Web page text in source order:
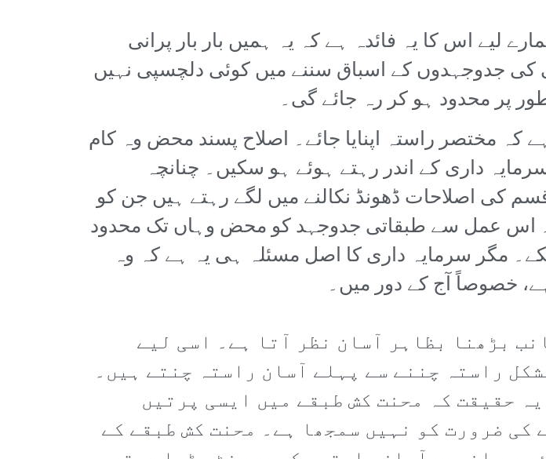
لیے اس کا یہ فائدہ ہے کہ یہ ہمیں بار بار پرانی
کی جدوجہدوں کے اسباق سننے میں کوئی دلچسپی نہیں
پر محدود ہو کر رہ جائے گی۔
کہ مختصر راستہ اپنایا جائے۔ اصلاح پسند محض وہ کام
داری کے اندر رہتے ہوئے ہو سکیں۔ چنانچہ
کی اصلاحات ڈھونڈ نکالنے میں لگے رہتے ہیں جن کو
عمل سے طبقاتی جدوجہد کو محض وہاں تک محدود
مگر سرمایہ داری کا اصل مسئلہ ہی یہ ہے کہ وہ
خصوصاً آج کے دور میں۔
بڑھنا بظاہر آسان نظر آتا ہے۔ اسی لیے
راستہ چننے سے پہلے آسان راستہ چنتے ہیں۔
حقیقت کہ محنت کش طبقے میں ایسی پرتیں
ضرورت کو نہیں سمجھا ہے۔ محنت کش طبقے کے